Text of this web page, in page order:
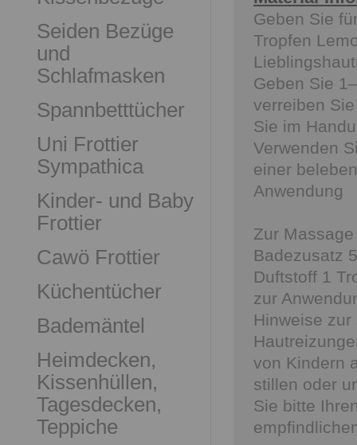
Seiden Bezüge
und
Schlafmasken
Spannbetttücher
Uni Frottier
Sympathica
Kinder- und Baby
Frottier
Cawö Frottier
Küchentücher
Bademäntel
Heimdecken,
Kissenhüllen,
Tagesdecken,
Teppiche
Geben Sie
Tropfen
Geben Sie
verreiben
Sie im
Verwenden
einer
Anwendung
Zur
Badezusatz
Duftstoff 1
zur
Hinweise
von Kindern
stillen oder
Sie bitte